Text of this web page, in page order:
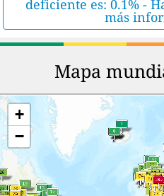
deficiente es: 0.1% -
más
Mapa
+
−